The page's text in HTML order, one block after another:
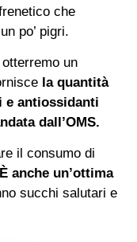
che
po’ pigri.
otterremo un
la quantità
e antiossidanti
dall’OMS.
il consumo di
È anche un’ottima
succhi salutari e